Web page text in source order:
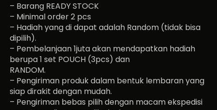
– Barang READY STOCK
– Minimal order 2 pcs
– Hadiah yang di dapat adalah Random (tidak bisa
dipilih).
– Pembelanjaan 1juta akan mendapatkan hadiah
berupa 1 set POUCH (3pcs) dan
RANDOM.
– Pengiriman produk dalam bentuk lembaran yang
siap dirakit dengan mudah.
– Pengiriman bebas pilih dengan macam ekspedisi